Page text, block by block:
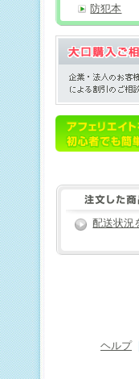
防犯本
配送状況
ヘルプ